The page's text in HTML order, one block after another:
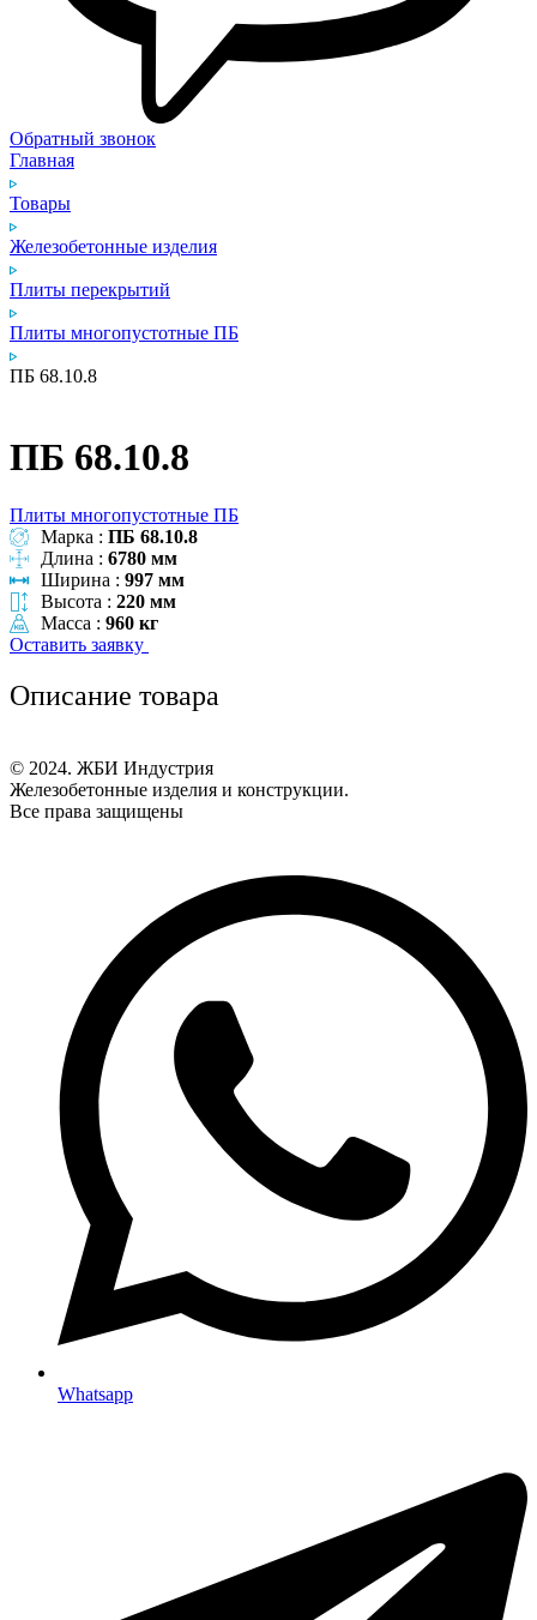
Обратный звонок
Главная
Товары
Железобетонные изделия
Плиты перекрытий
Плиты многопустотные ПБ
ПБ 68.10.8
ПБ 68.10.8
Плиты многопустотные ПБ
Марка : ПБ 68.10.8
Длина : 6780 мм
Ширина : 997 мм
Высота : 220 мм
Масса : 960 кг
Оставить заявку
Описание товара
© 2024. ЖБИ Индустрия
Железобетонные изделия и конструкции.
Все права защищены
Whatsapp